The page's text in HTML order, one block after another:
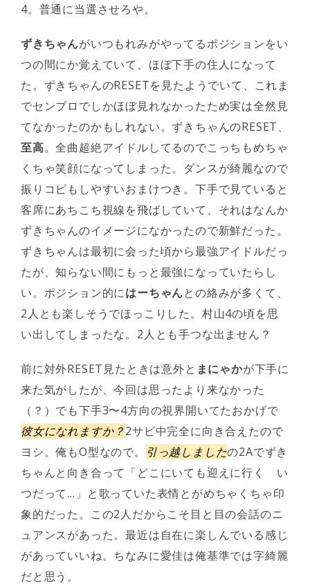
4。普通に当選させろや。
ずきちゃんがいつもれみがやってるポジションをい
つの間にか覚えていて、ほぼ下手の住人になって
た。ずきちゃんのRESETを見たようでいて、これま
でセンブロでしかほぼ見れなかったため実は全然見
てなかったのかもしれない。ずきちゃんのRESET、
至高。全曲超絶アイドルしてるのでこっちもめちゃ
くちゃ笑顔になってしまった。ダンスが綺麗なので
振りコピもしやすいおまけつき。下手で見ていると
客席にあちこち視線を飛ばしていて、それはなんか
ずきちゃんのイメージになかったので新鮮だった。
ずきちゃんは最初に会った頃から最強アイドルだっ
たが、知らない間にもっと最強になっていたらし
い。ポジション的にはーちゃんとの絡みが多くて、
2人とも楽しそうでほっこりした。村山4の頃を思
い出してしまったな。2人とも手つな出ません？
前に対外RESET見たときは意外と まにゃかが下手に
来た気がしたが、今回は思ったより来なかった
（？）でも下手3〜4方向の視界開いてたおかげで
彼女になれますか？2サビ中完全に向き合えたので
ヨシ。俺もO型なので。
引っ越しましたの2Aでずき
ちゃんと向き合って「どこにいても迎えに行く い
つだって…」と歌っていた表情とがめちゃくちゃ印
象的だった。この2人だからこそ目と目の会話のニ
ュアンスがあった。最近は自在に楽しんでいる感じ
があっていいね。ちなみに愛佳は俺基準では字綺麗
だと思う。